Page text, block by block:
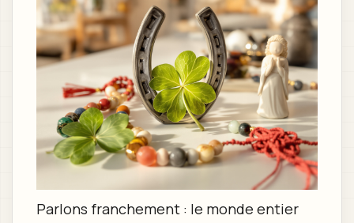
Parlons franchement : le monde entier